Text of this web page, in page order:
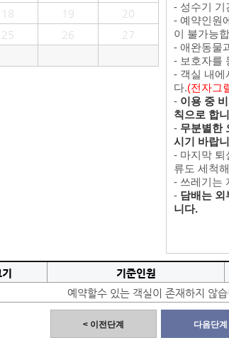
18
19
20
25
26 27
- 성수기 기
- 예약인원
이 불가능
- 애완동물
- 보호자를
- 객실 내에
다.(전자그
- 이용 중
칙으로 합
- 무분별한
시기 바랍
- 마지막 퇴
류도 세척
- 쓰레기는
- 담배는 외
니다.
기준인원
예약할수 있는 객실이 존재하지 않습
< 이전단계 다음단계